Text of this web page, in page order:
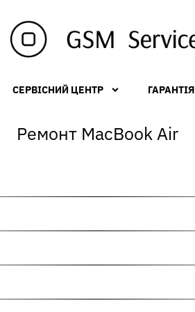
СЕРВІСНИЙ ЦЕНТР ГАРАНТІЯ
Ремонт MacBook Air